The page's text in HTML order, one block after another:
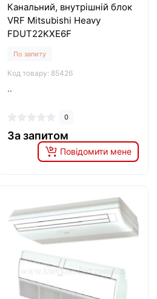
Канальний, внутрішній блок
VRF Mitsubishi Heavy
FDUT22KXE6F
По запиту
Код товару: 85426
..
0
За запитом
Повідомити мене